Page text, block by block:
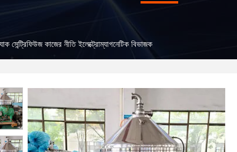
সেন্ট্রিফিউজ কাজের নীতি ইলেক্ট্রোম্যাগনেটিক বিভাজক